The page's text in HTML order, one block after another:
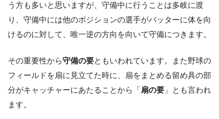
う方も多いと思いますが、守備中に行うことは多岐に渡
り、守備中には他のポジションの選手がバッターに体を向
けるのに対して、唯一逆の方向を向いて守備につきます。
その重要性から守備の要ともいわれています。また野球の
フィールドを扇に見立てた時に、扇をまとめる留め具の部
分がキャッチャーにあたることから「 扇の要 」とも言われ
ます。